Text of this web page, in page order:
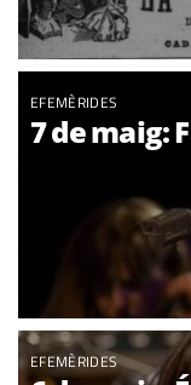
EFEMÈRIDES
7 de maig:
EFEMÈRIDES